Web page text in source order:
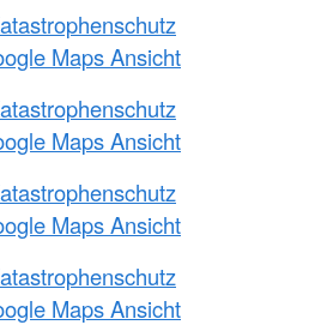
Maps Ansicht
Maps Ansicht
Maps Ansicht
Maps Ansicht